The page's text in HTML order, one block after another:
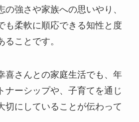
の強さや家族への思いやり、
も柔軟に順応できる知性と度
ことです。
喜さんとの家庭生活でも、年
ナーシップや、子育てを通じ
切にしていることが伝わって